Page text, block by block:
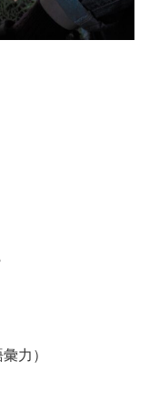
力）